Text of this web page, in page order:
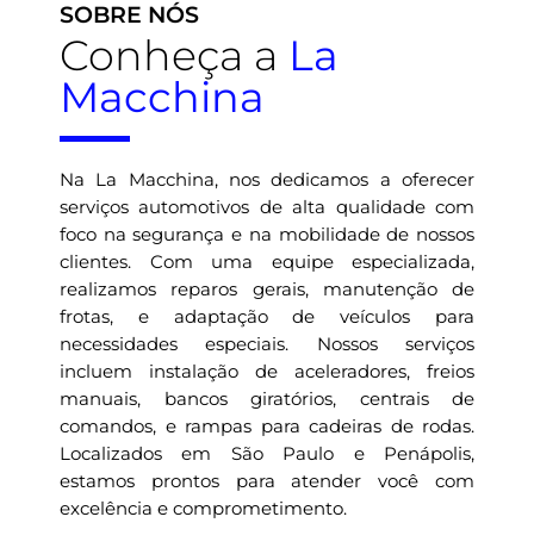
SOBRE NÓS
Conheça a La
Macchina
Na La Macchina, nos dedicamos a oferecer
serviços automotivos de alta qualidade com
foco na segurança e na mobilidade de nossos
clientes. Com uma equipe especializada,
realizamos reparos gerais, manutenção de
frotas, e adaptação de veículos para
necessidades especiais. Nossos serviços
incluem instalação de aceleradores, freios
manuais, bancos giratórios, centrais de
comandos, e rampas para cadeiras de rodas.
Localizados em São Paulo e Penápolis,
estamos prontos para atender você com
excelência e comprometimento.